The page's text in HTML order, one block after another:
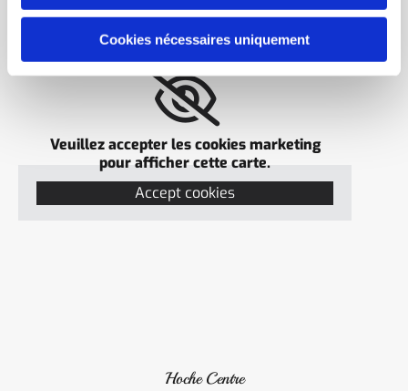
Cookies nécessaires uniquement
2 adresses à Rennes
Veuillez accepter les cookies marketing
pour afficher cette carte.
Accept cookies
Hoche Centre